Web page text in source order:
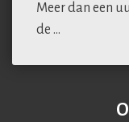
Meer dan een
de …